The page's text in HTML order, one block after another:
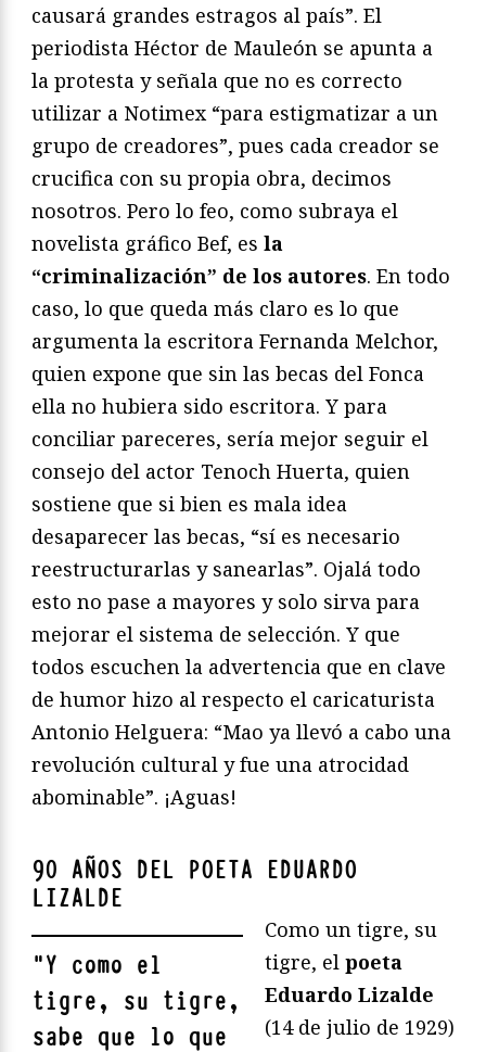
causará grandes estragos al país”. El
periodista Héctor de Mauleón se apunta a
la protesta y señala que no es correcto
utilizar a Notimex “para estigmatizar a un
grupo de creadores”, pues cada creador se
crucifica con su propia obra, decimos
nosotros. Pero lo feo, como subraya el
novelista gráfico Bef, es la
“criminalización” de los autores. En todo
caso, lo que queda más claro es lo que
argumenta la escritora Fernanda Melchor,
quien expone que sin las becas del Fonca
ella no hubiera sido escritora. Y para
conciliar pareceres, sería mejor seguir el
consejo del actor Tenoch Huerta, quien
sostiene que si bien es mala idea
desaparecer las becas, “sí es necesario
reestructurarlas y sanearlas”. Ojalá todo
esto no pase a mayores y solo sirva para
mejorar el sistema de selección. Y que
todos escuchen la advertencia que en clave
de humor hizo al respecto el caricaturista
Antonio Helguera: “Mao ya llevó a cabo una
revolución cultural y fue una atrocidad
abominable”. ¡Aguas!
90 AÑOS DEL POETA EDUARDO
LIZALDE
"Y como el
tigre, su tigre,
sabe que lo que
Como un tigre, su
tigre, el poeta
Eduardo Lizalde
(14 de julio de 1929)